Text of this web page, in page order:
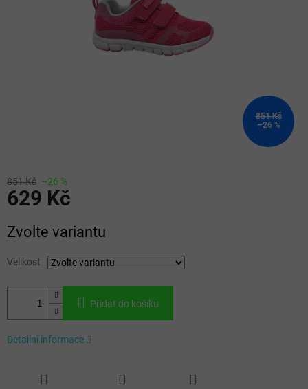
851 Kč
–26 %
851 Kč –26 %
629 Kč
cena:
Zvolte variantu
Velikost
Přidat do košíku
Detailní informace